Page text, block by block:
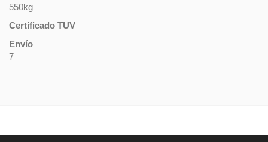
550kg
Certificado TUV
Envío
7